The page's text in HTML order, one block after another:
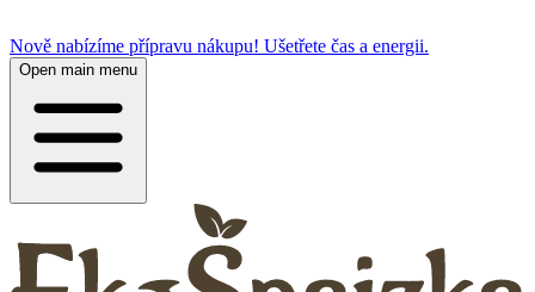
Nově nabízíme přípravu nákupu! Ušetřete čas a energii.
Open main menu